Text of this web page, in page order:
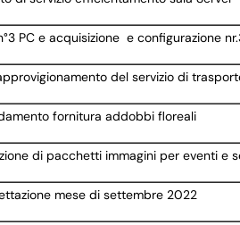
PC e acquisizione e configurazione
del servizio di
fornitura addobbi floreali
di pacchetti immagini per eventi e
mese di settembre 2022